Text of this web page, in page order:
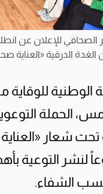
للإعلان عن
الدرقية «العناية
الوطنية
الحملة
تحت شعار
لنشر التوعية
نسب الشفاء.